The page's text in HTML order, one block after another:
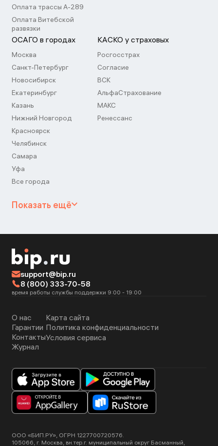
Оплата трассы А-289
Оплата Витебской
развязки
ОСАГО в городах
Москва
Санкт-Петербург
Новосибирск
Екатеринбург
Казань
Нижний Новгород
Красноярск
Челябинск
Самара
Уфа
Все города
КАСКО у страховых
Росгосстрах
Согласие
ВСК
АльфаСтрахование
МАКС
Ренессанс
Показать ещё
support@bip.ru
8 (800) 333-70-58
время работы службы поддержки 9:00 - 19:00
О нас
Гарантии
Контакты
Журнал
Карта сайта
Политика конфиденциальности
Условия сервиса
ООО «БИП.РУ», ОГРН 1227700720576.
105066, г. Москва, вн.тер.г. муниципальный округ Басманный,